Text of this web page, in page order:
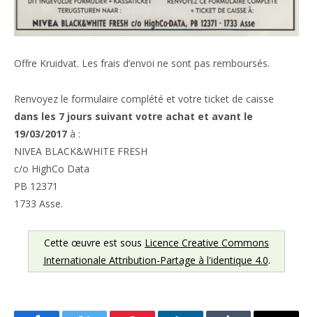
Offre Kruidvat. Les frais d’envoi ne sont pas remboursés.
Renvoyez le formulaire complété et votre ticket de caisse
dans les 7 jours suivant votre achat et avant le
19/03/2017 à :
NIVEA BLACK&WHITE FRESH
c/o HighCo Data
PB 12371
1733 Asse.
Cette œuvre est sous Licence Creative Commons
Internationale Attribution-Partage à l'identique 4.0.